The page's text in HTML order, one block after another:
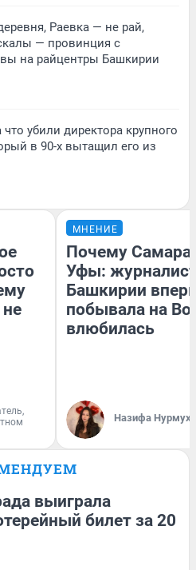
Раевка — не рай,
— провинция с
на райцентры Башкирии
что убили директора крупного
в 90-х вытащил его из
МНЕНИЕ
Почему Самара
Уфы:
Башкирии
побывала на
влюбилась
Назифа
выиграла
билет за 20